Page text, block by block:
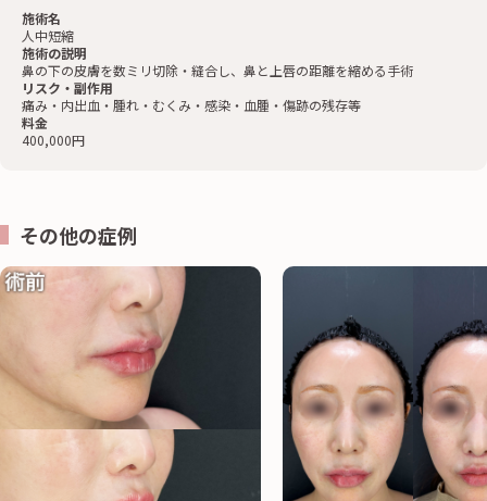
施術名
人中短縮
施術の説明
鼻の下の皮膚を数ミリ切除・縫合し、鼻と上唇の距離を縮める手術
リスク・副作用
痛み・内出血・腫れ・むくみ・感染・血腫・傷跡の残存等
料金
400,000円
その他の症例